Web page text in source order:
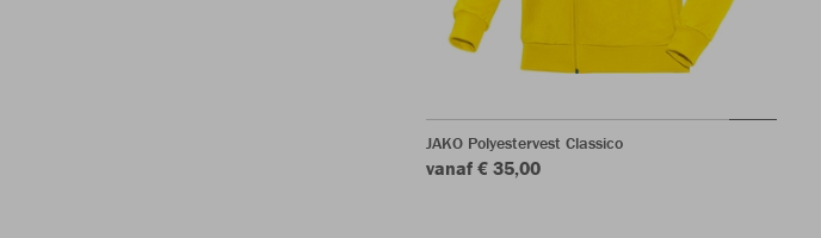
JAKO Polyestervest Classico
vanaf € 35,00